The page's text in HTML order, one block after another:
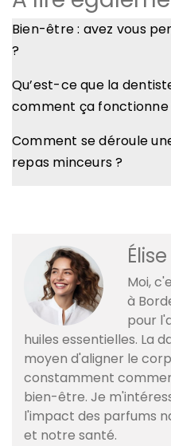
Bien-être : avez vous
?
Qu’est-ce que la
comment ça fonctionne
​Comment se déroule
repas minceurs ? ​
Moi,
à
pour
huiles essentielles. La
moyen d'aligner le
constamment
bien-être. Je
l'impact des parfums
et notre santé.